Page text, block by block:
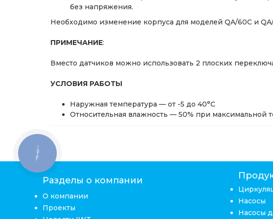
без напряжения.
Необходимо изменение корпуса для моделей QA/60C и QA/
ПРИМЕЧАНИЕ:
Вместо датчиков можно использовать 2 плоских
УСЛОВИЯ РАБОТЫ
Наружная температура — от -5 до 40°С
Относительная влажность — 50% при максимальной
Разделы о компании
О компании
Проекты
Насосы
Насосы
КНОПКА
ЗВ'ЯЗКУ